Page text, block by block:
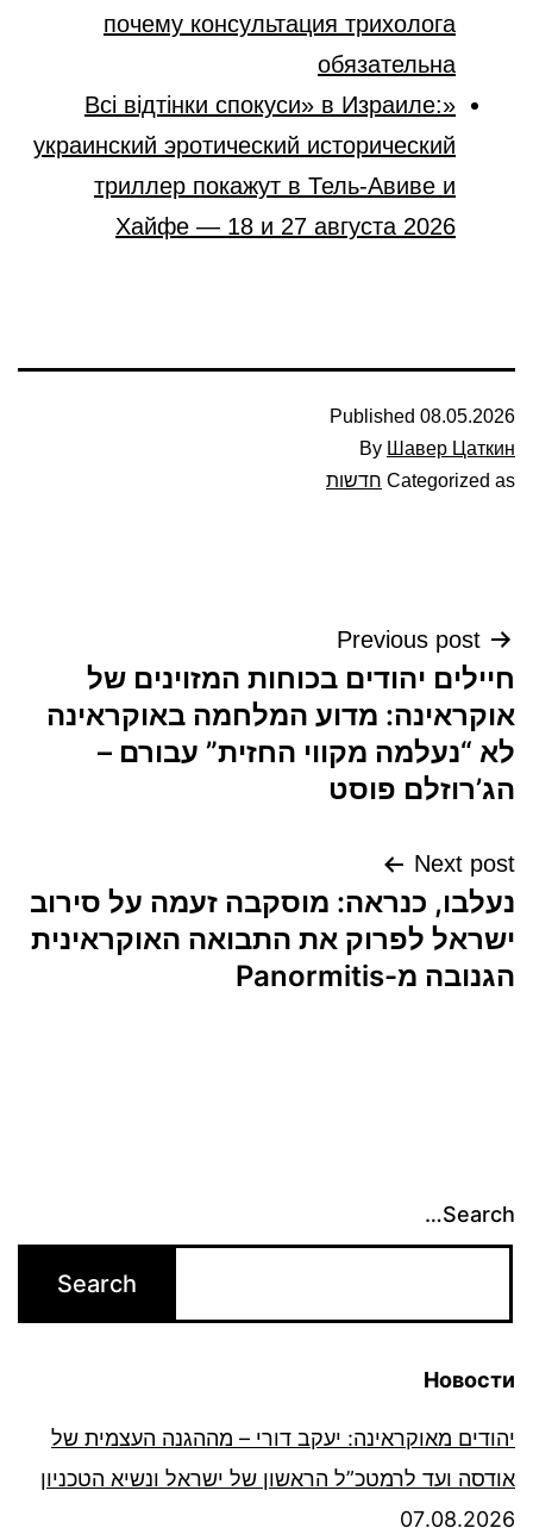
почему консультация трихолога
обязательна
«Всі відтінки спокуси» в Израиле:
украинский эротический исторический
триллер покажут в Тель-Авиве и
Хайфе — 18 и 27 августа 2026
Published 08.05.2026
By Шавер Цаткин
Categorized as חדשות
ניווט
Previous post
חיילים יהודים בכוחות המזוינים של
אוקראינה: מדוע המלחמה באוקראינה
לא “נעלמה מקווי החזית” עבורם –
הג’רוזלם פוסט
Next post
נעלבו, כנראה: מוסקבה זעמה על סירוב
ישראל לפרוק את התבואה האוקראינית
הגנובה מ-Panormitis
Search…
Новости
יהודים מאוקראינה: יעקב דורי – מההגנה העצמית של
אודסה ועד לרמטכ”ל הראשון של ישראל ונשיא הטכניון
07.08.2026